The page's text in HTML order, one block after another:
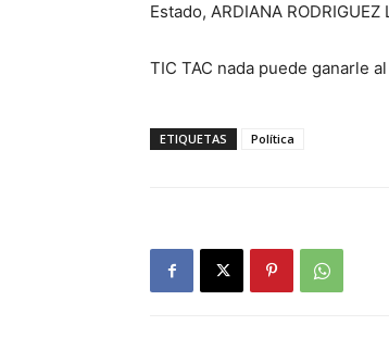
Estado, ARDIANA RODRIGUEZ
TIC TAC nada puede ganarle
ETIQUETAS Política